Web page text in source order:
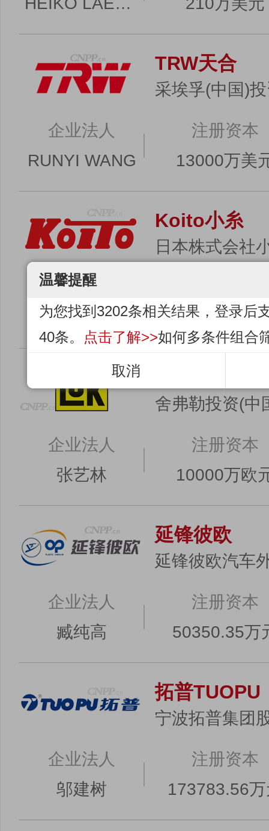
TRW天合
采埃孚(中国)
企业法人
RUNYI WANG
注册资本
13000万美
Koito小糸
日本株式会社
企业法人
--
--
舍弗勒投资(中
企业法人
张艺林
注册资本
10000万欧
延锋彼欧
延锋彼欧汽车
企业法人
臧纯高
注册资本
50350.35万
拓普TUOPU
宁波拓普集团
企业法人
邬建树
注册资本
173783.56
温馨提醒
为您找到3202条相关结果，登录后
40条。
点击了解>>如何多条件组合
取消